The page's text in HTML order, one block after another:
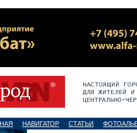
НАВИГАТОР СТАТЬИ